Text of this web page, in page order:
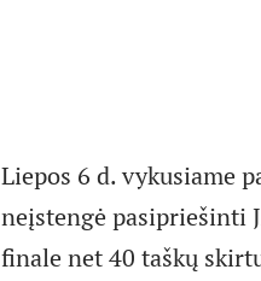
Liepos 6 d. vykusiame
neįstengė pasipriešinti
finale net 40 taškų